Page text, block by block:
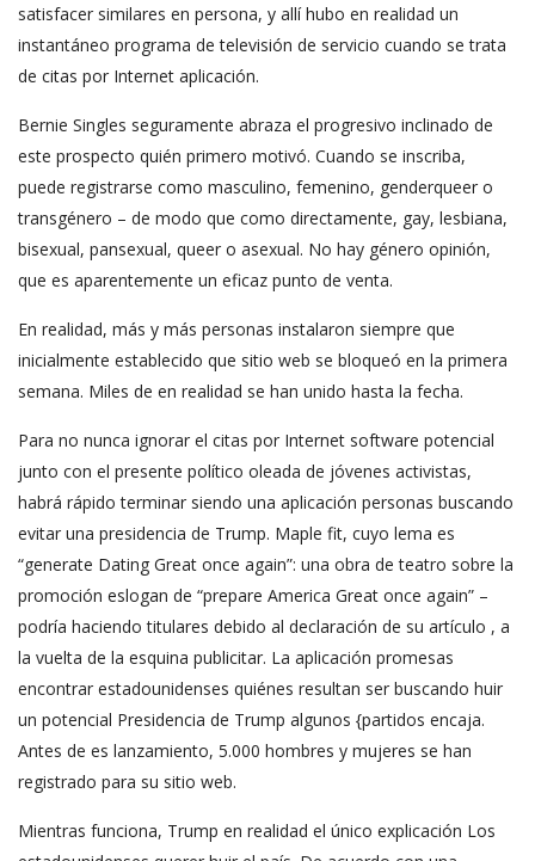
satisfacer similares en persona, y allí hubo en realidad un
instantáneo programa de televisión de servicio cuando se trata
de citas por Internet aplicación.
Bernie Singles seguramente abraza el progresivo inclinado de
este prospecto quién primero motivó. Cuando se inscriba,
puede registrarse como masculino, femenino, genderqueer o
transgénero – de modo que como directamente, gay, lesbiana,
bisexual, pansexual, queer o asexual. No hay género opinión,
que es aparentemente un eficaz punto de venta.
En realidad, más y más personas instalaron siempre que
inicialmente establecido que sitio web se bloqueó en la primera
semana. Miles de en realidad se han unido hasta la fecha.
Para no nunca ignorar el citas por Internet software potencial
junto con el presente político oleada de jóvenes activistas,
habrá rápido terminar siendo una aplicación personas buscando
evitar una presidencia de Trump. Maple fit, cuyo lema es
“generate Dating Great once again”: una obra de teatro sobre la
promoción eslogan de “prepare America Great once again” –
podría haciendo titulares debido al declaración de su artículo , a
la vuelta de la esquina publicitar. La aplicación promesas
encontrar estadounidenses quiénes resultan ser buscando huir
un potencial Presidencia de Trump algunos {partidos encaja.
Antes de es lanzamiento, 5.000 hombres y mujeres se han
registrado para su sitio web.
Mientras funciona, Trump en realidad el único explicación Los